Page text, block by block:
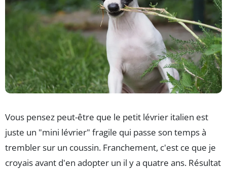
Vous pensez peut-être que le petit lévrier italien est
juste un "mini lévrier" fragile qui passe son temps à
trembler sur un coussin. Franchement, c'est ce que je
croyais avant d'en adopter un il y a quatre ans. Résultat